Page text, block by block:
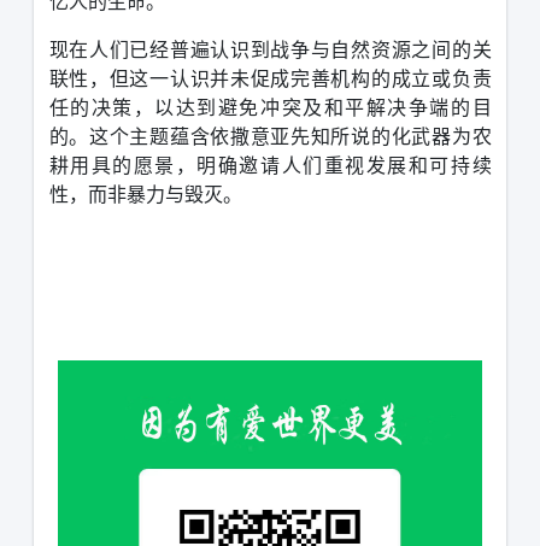
现在人们已经普遍认识到战争与自然资源之间的关
联性，但这一认识并未促成完善机构的成立或负责
任的决策，以达到避免冲突及和平解决争端的目
的。这个主题蕴含依撒意亚先知所说的化武器为农
耕用具的愿景，明确邀请人们重视发展和可持续
性，而非暴力与毁灭。